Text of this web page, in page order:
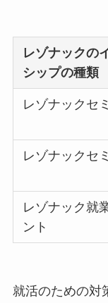
レゾナックの
シップの種類
レゾナックセ
レゾナックセ
レゾナック就
ント
就活のための対